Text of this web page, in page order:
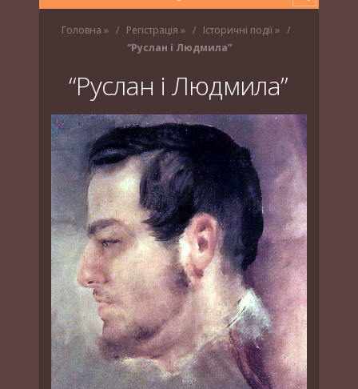
Головна » Регістрація » Історичні події»
“Руслан і Людмила”
“Руслан і Людмила”